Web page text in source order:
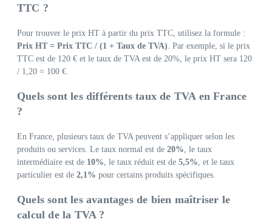
TTC ?
Pour trouver le prix HT à partir du prix TTC, utilisez la formule :
Prix HT = Prix TTC / (1 + Taux de TVA). Par exemple, si le prix
TTC est de 120 € et le taux de TVA est de 20%, le prix HT sera 120
/ 1,20 = 100 €.
Quels sont les différents taux de TVA en France
?
En France, plusieurs taux de TVA peuvent s’appliquer selon les
produits ou services. Le taux normal est de 20%, le taux
intermédiaire est de 10%, le taux réduit est de 5,5%, et le taux
particulier est de 2,1% pour certains produits spécifiques.
Quels sont les avantages de bien maîtriser le
calcul de la TVA ?